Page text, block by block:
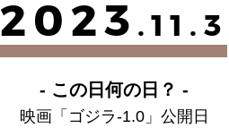
2023 .11.3
- この日何の日？ -
映画「ゴジラ-1.0」公開日